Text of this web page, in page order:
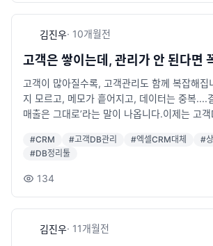
리■ 수익 구조 예시광고주가 전환 1건당 10만
가 중개 수수료 10% 설정→ 1건당 1만 원 자동
분께 추천드립니다✔ 광고 대행사 / 마케팅 회
플랫폼이나 커뮤니티를 운영 중인 사업자✔
익 자동화를 구축하고 싶은 분✔ DB 기반 사
건강식품 등)을 운영 중인 분■ 실제 샘플 확인
p://cpav3.sseye.com/partners_advertiser/
min/1111)＊설명글 보기 : https://
말·공휴일 제외)네이트온 :
2n99_master@nate.com카톡 : http://
김진우· 10개월전
고객은 쌓이는데, 관리가 안 된다면
고객이 많아질수록, 고객관리도 함께 복잡해집
지 모르고, 메모가 흩어지고, 데이터는 중복....
매출은 그대로’라는 말이 나옵니다.이제는 고
지전부 한 번에 관리할 수 있습니다.■ 주요 기
록 및 검색상담내역·메모 실시간 관리중복 입
객 분류문자·알림톡 발송 연동 가능광고채널
s://pf.kakao.com/_hxfjVC
#CRM #고객DB관리 #엑셀CRM대체 #
#DB정리툴
134
김진우· 11개월전